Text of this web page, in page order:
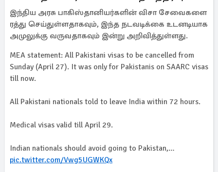
இந்திய அரசு பாகிஸ்தானியர்களின் விசா சேவைகளை
ரத்து செய்துள்ளதாகவும், இந்த நடவடிக்கை உடனடியாக
அமுலுக்கு வருவதாகவும் இன்று அறிவித்துள்ளது.
MEA statement: All Pakistani visas to be cancelled from
Sunday (April 27). It was only for Pakistanis on SAARC visas
till now.
All Pakistani nationals told to leave India within 72 hours.
Medical visas valid till April 29.
Indian nationals should avoid going to Pakistan,…
pic.twitter.com/Vwg5UGWKQx